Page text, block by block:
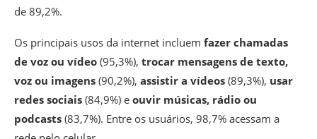
de 89,2%.
Os principais usos da internet incluem fazer chamadas
de voz ou vídeo (95,3%), trocar mensagens de texto,
voz ou imagens (90,2%), assistir a vídeos (89,3%), usar
redes sociais (84,9%) e ouvir músicas, rádio ou
podcasts (83,7%). Entre os usuários, 98,7% acessam a